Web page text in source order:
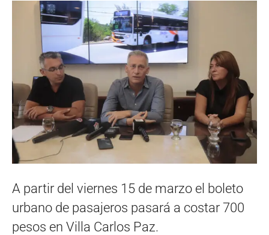
A partir del viernes 15 de marzo el boleto
urbano de pasajeros pasará a costar 700
pesos en Villa Carlos Paz.